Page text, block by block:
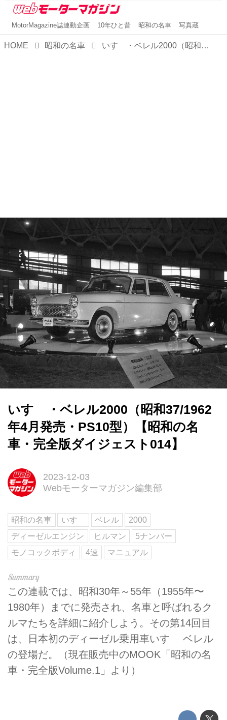
MotorMagazine誌連動企画 10年ひと昔 昭和の名車 写真蔵
HOME 昭和の名車 いすゞ・ベレル2000（昭和37/1962年4月発売・PS10型）【昭和の名車・完全版ダイジェスト014】
いすゞ・ベレル2000（昭和37/1962
年4月発売・PS10型）【昭和の名
車・完全版ダイジェスト014】
2023-12-03
Webモーターマガジン編集部
昭和の名車 いすゞ ベレル
2000
ディーゼルエンジン
ヒルマン
5ナンバー
モノコックボディ
4速 マニュアル
この連載では、昭和30年～55年（1955年〜
1980年）までに発売され、名車と呼ばれるク
ルマたちを詳細に紹介しよう。その第14回目
は、日本初のディーゼル乗用車いすゞ ベレル
の登場だ。（現在販売中のMOOK「昭和の名
車・完全版Volume.1」より）